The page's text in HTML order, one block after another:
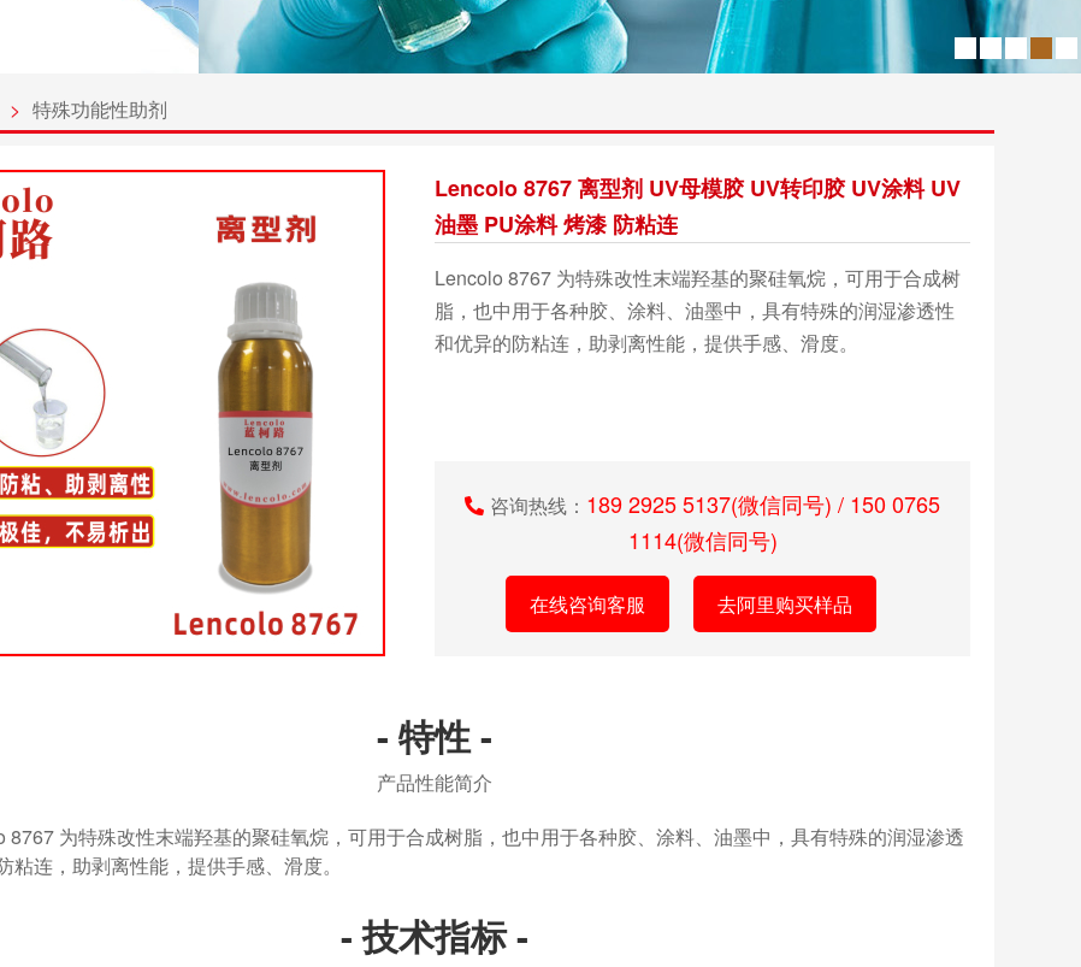
> 特殊功能性助剂
Lencolo 8767 离型剂 UV母模胶 UV转印胶 UV涂料 UV
油墨 PU涂料 烤漆 防粘连
Lencolo 8767 为特殊改性末端羟基的聚硅氧烷，可用于合成树
脂，也中用于各种胶、涂料、油墨中，具有特殊的润湿渗透性
和优异的防粘连，助剥离性能，提供手感、滑度。
咨询热线： 189 2925 5137(微信同号) / 150 0765
1114(微信同号)
在线咨询客服 去阿里购买样品
- 特性 -
产品性能简介
8767 为特殊改性末端羟基的聚硅氧烷，可用于合成树脂，也中用于各种胶、涂料、油墨中，具有特殊的润湿渗透
粘连，助剥离性能，提供手感、滑度。
- 技术指标 -